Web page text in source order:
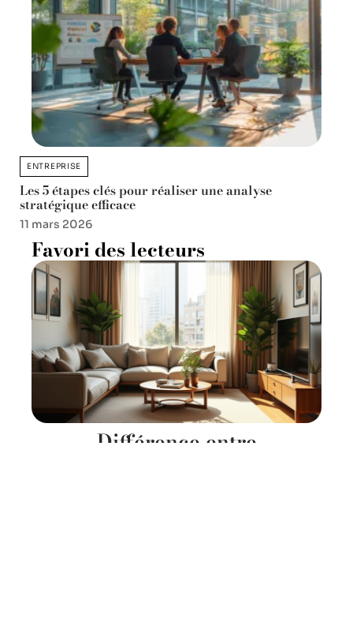
ENTREPRISE
Les 5 étapes clés pour réaliser une analyse
stratégique efficace
11 mars 2026
Favori des lecteurs
Différence entre